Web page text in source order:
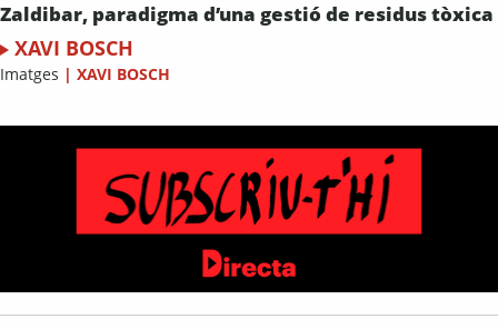
Zaldibar, paradigma d’una gestió de residus tòxica
XAVI BOSCH
Imatges | XAVI BOSCH